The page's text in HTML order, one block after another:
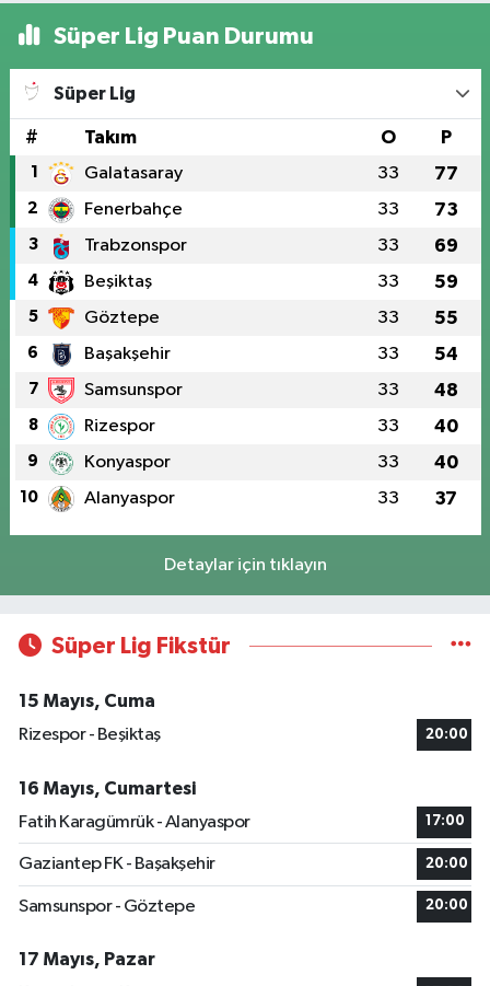
Süper Lig Puan Durumu
Süper Lig
# Takım O P
1 Galatasaray 33 77
2 Fenerbahçe 33 73
3 Trabzonspor 33 69
4 Beşiktaş 33 59
5 Göztepe 33 55
6 Başakşehir 33 54
7 Samsunspor 33 48
8 Rizespor 33 40
9 Konyaspor 33 40
10 Alanyaspor 33 37
Detaylar için tıklayın
Süper Lig Fikstür
15 Mayıs, Cuma
Rizespor - Beşiktaş
20:00
16 Mayıs, Cumartesi
Fatih Karagümrük - Alanyaspor
17:00
Gaziantep FK - Başakşehir 20:00
Samsunspor - Göztepe 20:00
17 Mayıs, Pazar